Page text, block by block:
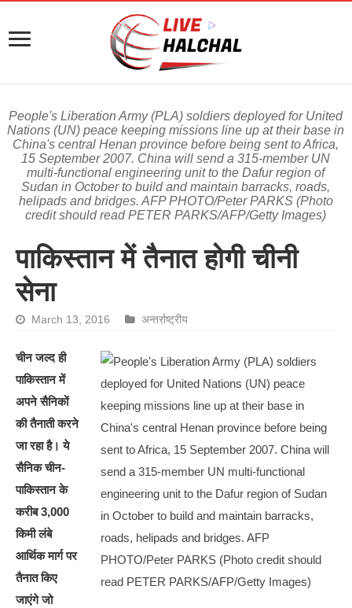
People's Liberation Army (PLA) soldiers deployed for United
Nations (UN) peace keeping missions line up at their base in
China's central Henan province before being sent to Africa,
15 September 2007. China will send a 315-member UN
multi-functional engineering unit to the Dafur region of
Sudan in October to build and maintain barracks, roads,
helipads and bridges. AFP PHOTO/Peter PARKS (Photo
credit should read PETER PARKS/AFP/Getty Images)
पाकिस्तान में तैनात होगी चीनी
सेना
March 13, 2016 अन्तर्राष्ट्रीय
चीन जल्द ही
पाकिस्तान में
अपने सैनिकों
की तैनाती करने
जा रहा है। ये
सैनिक चीन-
पाकिस्तान के
करीब 3,000
किमी लंबे
आर्थिक मार्ग पर
तैनात किए
जाएंगे जो